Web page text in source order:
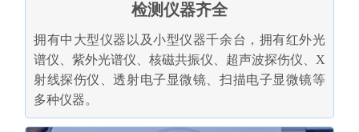
检测仪器齐全
拥有中大型仪器以及小型仪器千余台，拥有红外光
谱仪、紫外光谱仪、核磁共振仪、超声波探伤仪、X
射线探伤仪、透射电子显微镜、扫描电子显微镜等
多种仪器。